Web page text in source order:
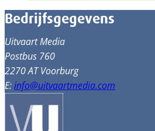
Bedrijfsgegevens
Uitvaart Media
Postbus 760
2270 AT Voorburg
E:info@uitvaartmedia.com